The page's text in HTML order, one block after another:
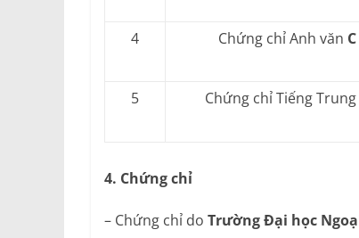
4 Chứng chỉ Anh văn C
5 Chứng chỉ Tiếng Trung
4. Chứng chỉ
– Chứng chỉ do Trường Đại học